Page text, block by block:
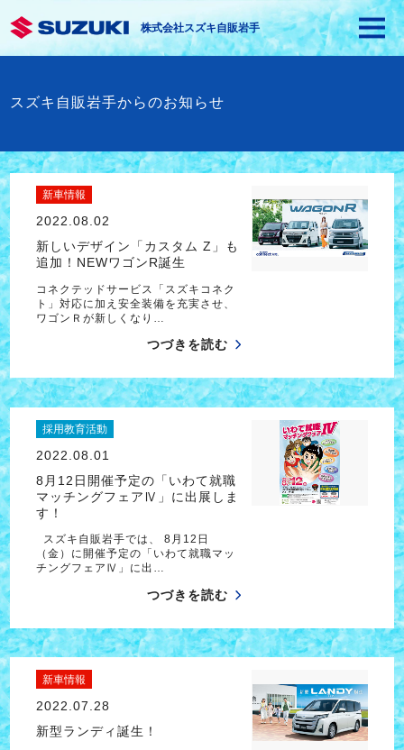
株式会社スズキ自販岩手
スズキ自販岩手からのお知らせ
新車情報
2022.08.02
新しいデザイン「カスタム Z」も
追加！NEWワゴンR誕生
コネクテッドサービス「スズキコネク
ト」対応に加え安全装備を充実させ、
ワゴンＲが新しくなり…
つづきを読む
採用教育活動
2022.08.01
8月12日開催予定の「いわて就職
マッチングフェアⅣ」に出展しま
す！
スズキ自販岩手では、 8月12日
（金）に開催予定の「いわて就職マッ
チングフェアⅣ」に出…
つづきを読む
新車情報
2022.07.28
新型ランディ誕生！